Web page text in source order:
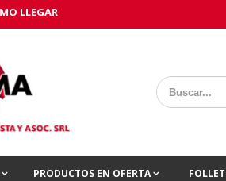
LLEGAR
PRODUCTOS EN OFERTA